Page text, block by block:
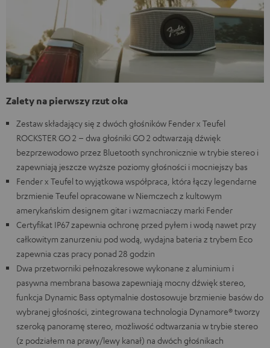
Zalety na pierwszy rzut oka
Zestaw składający się z dwóch głośników Fender x Teufel
ROCKSTER GO 2 – dwa głośniki GO 2 odtwarzają dźwięk
bezprzewodowo przez Bluetooth synchronicznie w trybie stereo i
zapewniają jeszcze wyższe poziomy głośności i mocniejszy bas
Fender x Teufel to wyjątkowa współpraca, która łączy legendarne
brzmienie Teufel opracowane w Niemczech z kultowym
amerykańskim designem gitar i wzmacniaczy marki Fender
Certyfikat IP67 zapewnia ochronę przed pyłem i wodą nawet przy
całkowitym zanurzeniu pod wodą, wydajna bateria z trybem Eco
zapewnia czas pracy ponad 28 godzin
Dwa przetworniki pełnozakresowe wykonane z aluminium i
pasywna membrana basowa zapewniają mocny dźwięk stereo,
funkcja Dynamic Bass optymalnie dostosowuje brzmienie basów do
wybranej głośności, zintegrowana technologia Dynamore® tworzy
szeroką panoramę stereo, możliwość odtwarzania w trybie stereo
(z podziałem na prawy/lewy kanał) na dwóch głośnikach